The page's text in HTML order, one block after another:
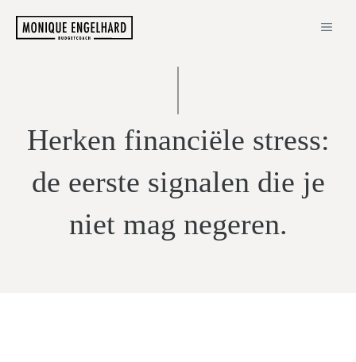
naar
Herken financiële stress:
de eerste signalen die je
niet mag negeren.